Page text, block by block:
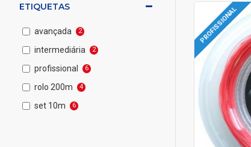
ETIQUETAS
avançada 2
intermediária 2
profissional 6
rolo 200m 4
set 10m 6
PROFISSIONAL